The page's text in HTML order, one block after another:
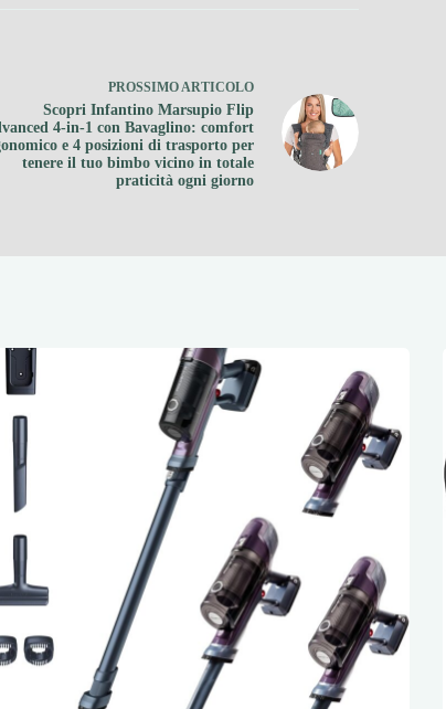
PROSSIMOARTICOLO
Scopri Infantino Marsupio Flip
4-in-1 con Bavaglino: comfort
e 4 posizioni di trasporto per
tenere il tuo bimbo vicino in totale
praticità ogni giorno